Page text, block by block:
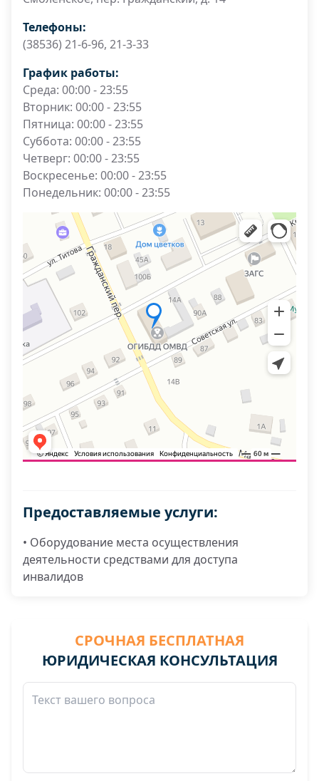
Телефоны:
(38536) 21-6-96, 21-3-33
График работы:
Среда: 00:00 - 23:55
Вторник: 00:00 - 23:55
Пятница: 00:00 - 23:55
Суббота: 00:00 - 23:55
Четверг: 00:00 - 23:55
Воскресенье: 00:00 - 23:55
Понедельник: 00:00 - 23:55
Предоставляемые услуги:
• Оборудование места осуществления
деятельности средствами для доступа
инвалидов
СРОЧНАЯ БЕСПЛАТНАЯ
ЮРИДИЧЕСКАЯ КОНСУЛЬТАЦИЯ